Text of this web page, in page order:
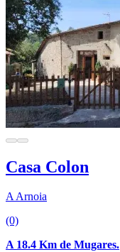
Casa Colon
A Arnoia
(0)
A 18.4 Km de Mugares.